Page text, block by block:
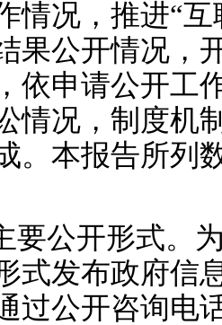
情况，推进“
果公开情况，
依申请公开工
情况，制度机
。本报告所列
要公开形式。
式发布政府信
过公开咨询电